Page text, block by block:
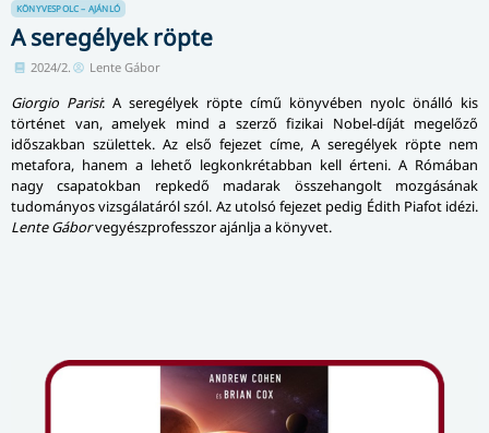
KÖNYVESPOLC – AJÁNLÓ
A seregélyek röpte
2024/2. Lente Gábor
Giorgio Parisi: A seregélyek röpte című könyvében nyolc önálló kis
történet van, amelyek mind a szerző fizikai Nobel-díját megelőző
időszakban születtek. Az első fejezet címe, A seregélyek röpte nem
metafora, hanem a lehető legkonkrétabban kell érteni. A Rómában
nagy csapatokban repkedő madarak összehangolt mozgásának
tudományos vizsgálatáról szól. Az utolsó fejezet pedig Édith Piafot idézi.
Lente Gáborvegyészprofesszor ajánlja a könyvet.